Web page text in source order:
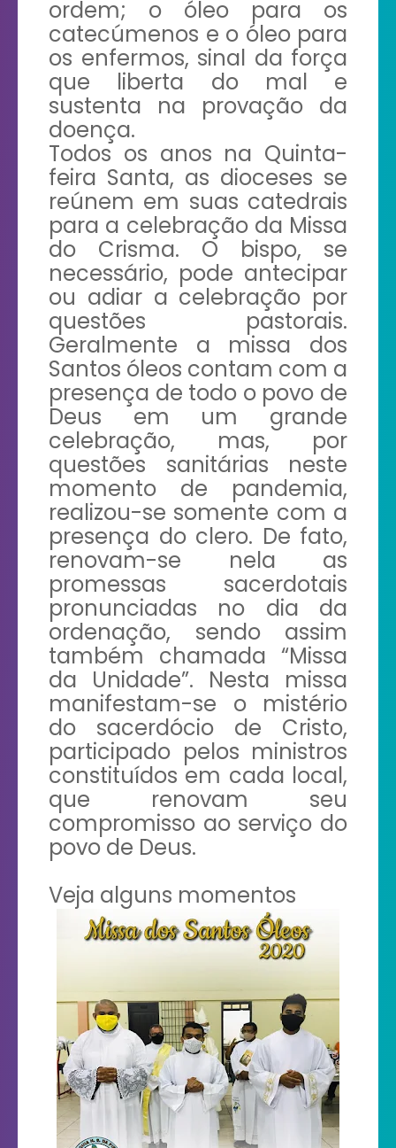
ordem; o óleo para os
catecúmenos e o óleo para
os enfermos, sinal da força
que liberta do mal e
sustenta na provação da
doença.
Todos os anos na Quinta-
feira Santa, as dioceses se
reúnem em suas catedrais
para a celebração da Missa
do Crisma. O bispo, se
necessário, pode antecipar
ou adiar a celebração por
questões pastorais.
Geralmente a missa dos
Santos óleos contam com a
presença de todo o povo de
Deus em um grande
celebração, mas, por
questões sanitárias neste
momento de pandemia,
realizou-se somente com a
presença do clero. De fato,
renovam-se nela as
promessas sacerdotais
pronunciadas no dia da
ordenação, sendo assim
também chamada “Missa
da Unidade”. Nesta missa
manifestam-se o mistério
do sacerdócio de Cristo,
participado pelos ministros
constituídos em cada local,
que renovam seu
compromisso ao serviço do
povo de Deus.
Veja alguns momentos